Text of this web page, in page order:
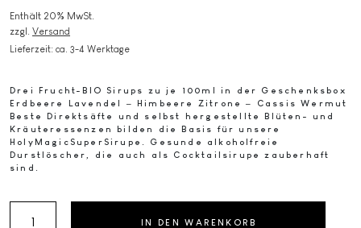
Enthält 20% MwSt.
zzgl. Versand
Lieferzeit: ca. 3-4 Werktage
Drei Frucht-BIO Sirups zu je 100ml in der Geschenksbox
Erdbeere Lavendel – Himbeere Zitrone – Cassis Wermut
Beste Direktsäfte und selbst hergestellte Blüten- und
Kräuteressenzen bilden die Basis für unsere
HolyMagicSuperSirupe. Gesunde alkoholfreie
Durstlöscher, die auch als Cocktailsirupe zauberhaft
sind.
IN DEN WARENKORB